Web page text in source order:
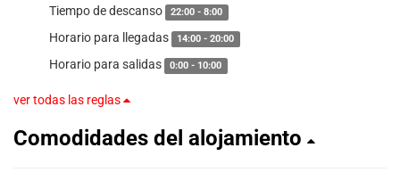
Tiempo de descanso 22:00 - 8:00
Horario para llegadas 14:00 - 20:00
Horario para salidas 0:00 - 10:00
ver todas las reglas
Comodidades del alojamiento